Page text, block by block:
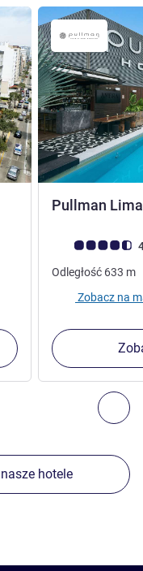
pobliżu
pobliżu 1 :, Inne nasze
Pullman
Ocena klientów
Odległość 633 m
Zobacz na
hotele